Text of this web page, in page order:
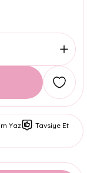
Yaz
Tavsiye Et